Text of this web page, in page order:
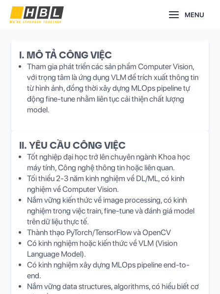
Nhảy
MainMENU
I. MÔ TẢ CÔNG VIỆC
Tham gia phát triển các sản phẩm Computer Vision,
với trọng tâm là ứng dụng VLM để trích xuất thông tin
từ hình ảnh, đồng thời xây dựng MLOps pipeline tự
động fine-tune nhằm liên tục cải thiện chất lượng
model.
II. YÊU CẦU CÔNG VIỆC
Tốt nghiệp đại học trở lên chuyên ngành Khoa học
máy tính, Công nghệ thông tin hoặc liên quan.
Tối thiểu 2-3 năm kinh nghiệm về DL/ML, có kinh
nghiệm về Computer Vision.
Nắm vững kiến thức về image processing, có kinh
nghiệm trong việc train, fine-tune và đánh giá model
trên dữ liệu thực tế.
Thành thạo PyTorch/TensorFlow và OpenCV
Có kinh nghiệm hoặc kiến thức về VLM (Vision
Language Model).
Có kinh nghiệm xây dựng MLOps pipeline end-to-
end.
Nắm vững data structures, algorithms, có hiểu biết cơ